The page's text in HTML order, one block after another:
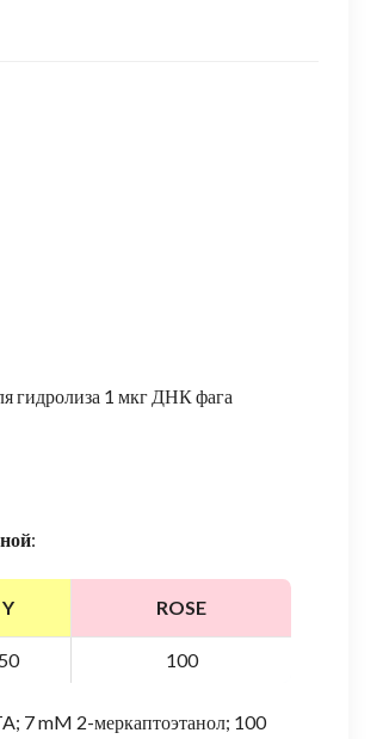
гидролиза 1 мкг ДНК фага
:
Y ROSE
50 100
7 mM 2-меркаптоэтанол; 100